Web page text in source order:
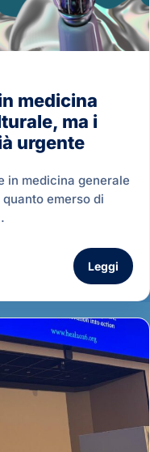
medicina
ma i
urgente
in medicina generale
emerso di
Leggi